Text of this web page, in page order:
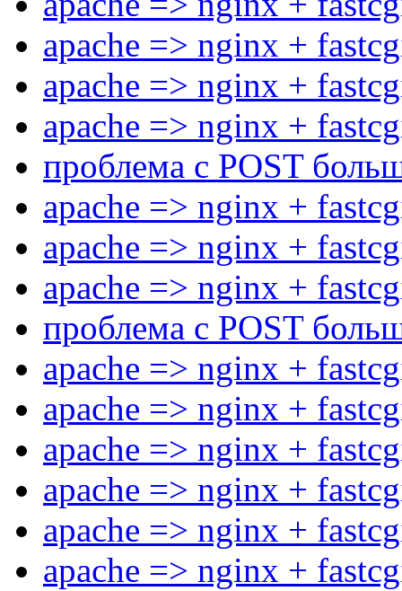
apache => nginx +
apache => nginx +
apache => nginx +
проблема с POST
apache => nginx +
apache => nginx +
apache => nginx +
проблема с POST
apache => nginx +
apache => nginx +
apache => nginx +
apache => nginx +
apache => nginx +
apache => nginx +